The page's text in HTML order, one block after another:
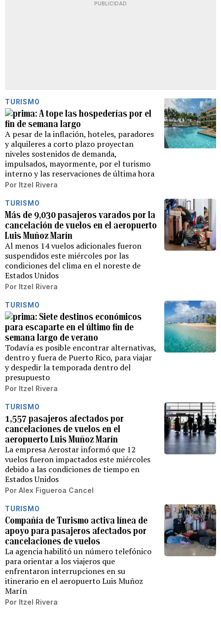
PUBLICIDAD
TURISMO
A tope las hospederías por el
fin de semana largo
A pesar de la inflación, hoteles, paradores
y alquileres a corto plazo proyectan
niveles sostenidos de demanda,
impulsados, mayormente, por el turismo
interno y las reservaciones de última hora
Por Itzel Rivera
TURISMO
Más de 9,030 pasajeros varados por la
cancelación de vuelos en el aeropuerto
Luis Muñoz Marín
Al menos 14 vuelos adicionales fueron
suspendidos este miércoles por las
condiciones del clima en el noreste de
Estados Unidos
Por Itzel Rivera
TURISMO
Siete destinos económicos
para escaparte en el último fin de
semana largo de verano
Todavía es posible encontrar alternativas,
dentro y fuera de Puerto Rico, para viajar
y despedir la temporada dentro del
presupuesto
Por Itzel Rivera
TURISMO
1,557 pasajeros afectados por
cancelaciones de vuelos en el
aeropuerto Luis Muñoz Marín
La empresa Aerostar informó que 12
vuelos fueron impactados este miércoles
debido a las condiciones de tiempo en
Estados Unidos
Por Alex Figueroa Cancel
TURISMO
Compañía de Turismo activa línea de
apoyo para pasajeros afectados por
cancelaciones de vuelos
La agencia habilitó un número telefónico
para orientar a los viajeros que
enfrentaron interrupciones en su
itinerario en el aeropuerto Luis Muñoz
Marín
Por Itzel Rivera